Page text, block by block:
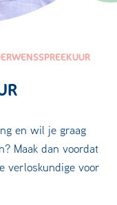
en wil je graag
Maak dan voordat
verloskundige voor